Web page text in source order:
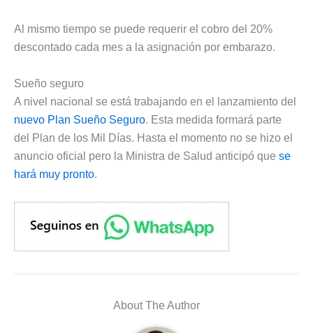
Al mismo tiempo se puede requerir el cobro del 20%
descontado cada mes a la asignación por embarazo.
Sueño seguro
A nivel nacional se está trabajando en el lanzamiento del
nuevo Plan Sueño Seguro. Esta medida formará parte
del Plan de los Mil Días. Hasta el momento no se hizo el
anuncio oficial pero la Ministra de Salud anticipó que se
hará muy pronto.
About The Author